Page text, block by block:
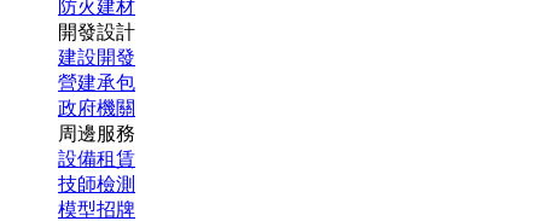
防火建材
開發設計
建設開發
營建承包
政府機關
周邊服務
設備租賃
技師檢測
模型招牌